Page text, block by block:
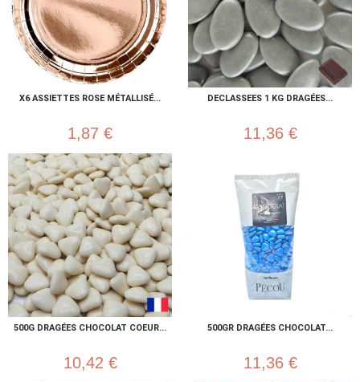
X6 ASSIETTES ROSE MÉTALLISÉ...
1,87 €
DECLASSEES 1 KG DRAGÉES...
11,36 €
500G DRAGÉES CHOCOLAT COEUR...
10,42 €
500GR DRAGÉES CHOCOLAT...
11,36 €